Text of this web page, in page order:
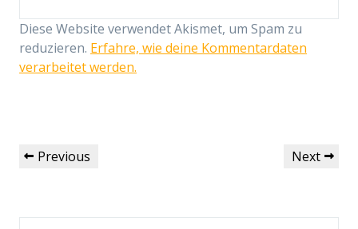
Diese Website verwendet Akismet, um Spam zu
reduzieren. Erfahre, wie deine Kommentardaten
verarbeitet werden.
Beitragsnavigation
Previous
Previous
Next
Next